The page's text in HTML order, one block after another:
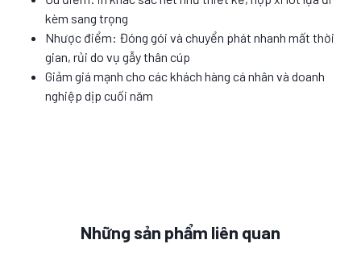
kèm sang trọng
Nhược điểm: Đóng gói và chuyển phát nhanh mất thời
gian, rủi do vụ gẫy thân cúp
Giảm giá mạnh cho các khách hàng cá nhân và doanh
nghiệp dịp cuối năm
Những sản phẩm liên quan